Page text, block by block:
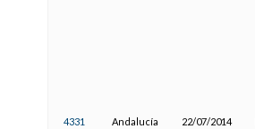
4331 Andalucía 22/07/2014